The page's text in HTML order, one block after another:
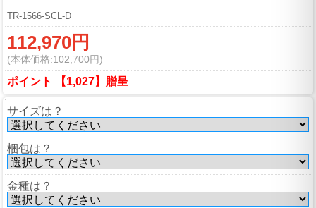
TR-1566-SCL-D
112,970円
(本体価格:102,700円)
ポイント 【1,027】贈呈
サイズは？
梱包は？
金種は？